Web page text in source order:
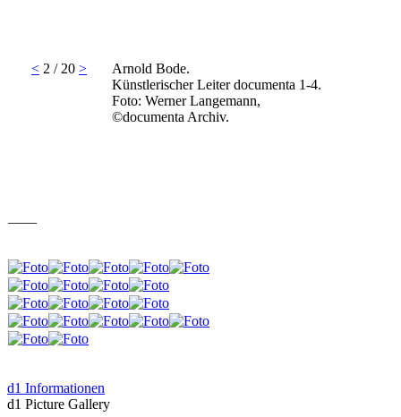
< 2 / 20 >
Arnold Bode.
Künstlerischer Leiter documenta 1-4.
Foto: Werner Langemann,
©documenta Archiv.
d1 Informationen
d1 Picture Gallery